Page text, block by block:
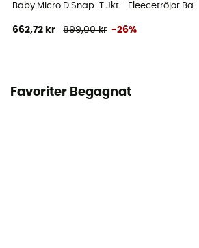
Baby Micro D Snap-T Jkt - Fleecetröjor Barn
662,72 kr 899,00 kr -26%
Favoriter Begagnat